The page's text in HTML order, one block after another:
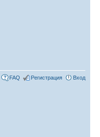
FAQ Регистрация Вход